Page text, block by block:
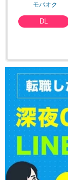
モバオク
DL